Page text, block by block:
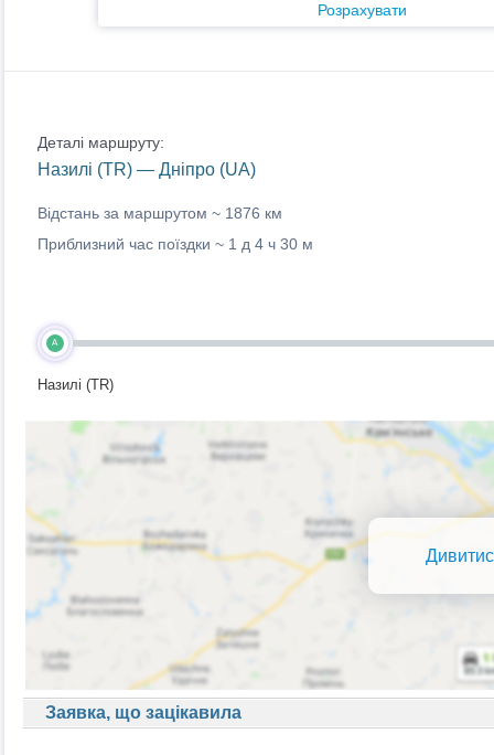
Розрахувати
Деталі маршруту:
Назилі (TR) — Дніпро (UA)
Відстань за маршрутом ~ 1876 км
Приблизний час поїздки ~ 1 д 4 ч 30 м
A
Назилі (TR)
Заявка, що зацікавила